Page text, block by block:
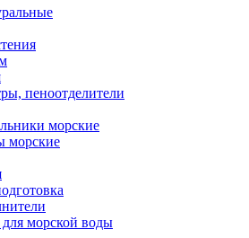
пеноотделители
морские
морские
морской воды